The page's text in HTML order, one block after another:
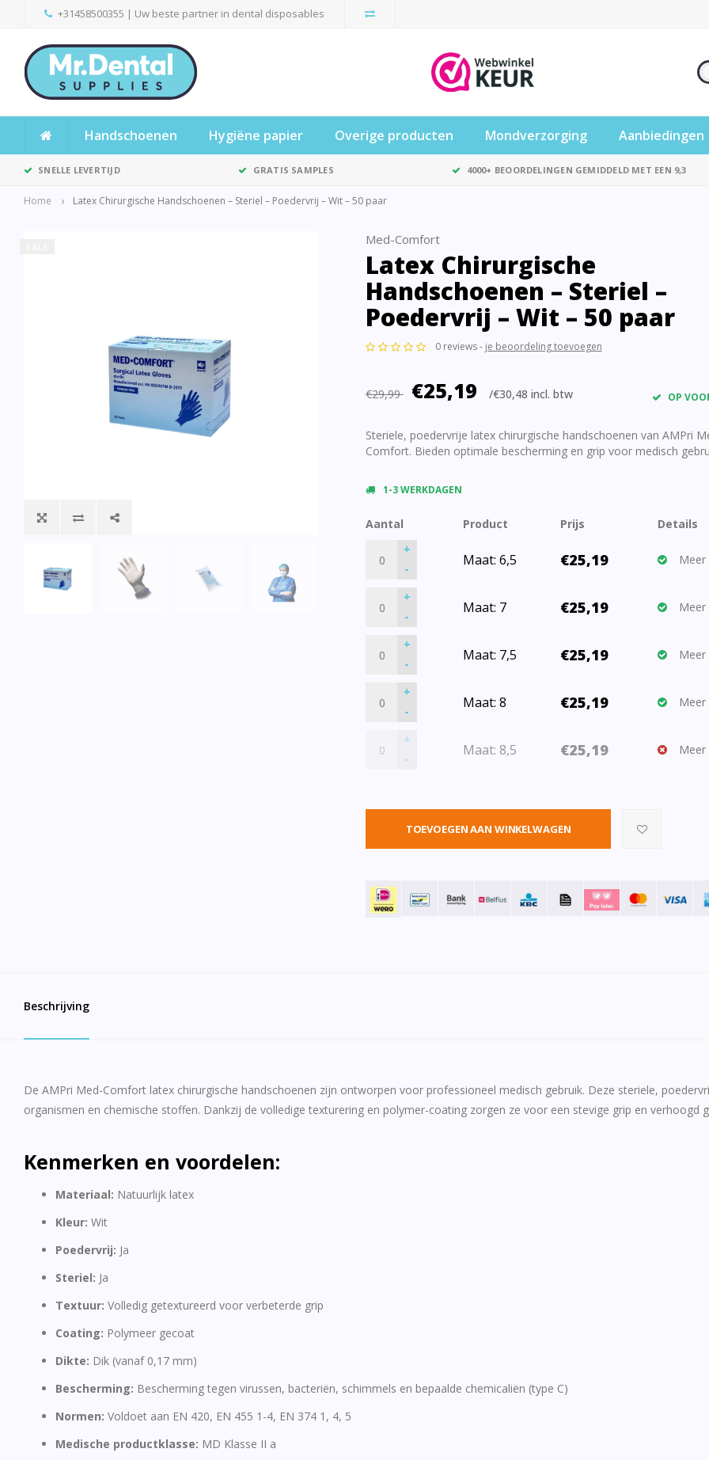
+31458500355 | Uw beste partner in dental disposables
Handschoenen Hygiëne papier Overige producten Mondverzorging Aanbiedingen
SNELLE LEVERTIJD GRATIS SAMPLES 4000+ BEOORDELINGEN GEMIDDELD MET EEN 9,3
Home Latex Chirurgische Handschoenen – Steriel – Poedervrij – Wit – 50 paar
Med-Comfort
Latex Chirurgische
Handschoenen – Steriel –
Poedervrij – Wit – 50 paar
0 reviews - je beoordeling toevoegen
€29,99 €25,19 /€30,48 incl. btw OP
Steriele, poedervrije latex chirurgische handschoenen van AMPri
Comfort. Bieden optimale bescherming en grip voor medisch
1-3 WERKDAGEN
Aantal Product Prijs
Details
+
-
Maat: 6,5 €25,19
+
-
Maat: 7 €25,19
+
-
Maat: 7,5 €25,19
+
-
Maat: 8 €25,19
+
-
Maat: 8,5 €25,19
TOEVOEGEN AAN WINKELWAGEN
Beschrijving
De AMPri Med-Comfort latex chirurgische handschoenen zijn ontworpen voor professioneel medisch gebruik. Deze steriele,
organismen en chemische stoffen. Dankzij de volledige texturering en polymer-coating zorgen ze voor een stevige grip en verhoogd
Kenmerken en voordelen:
Materiaal: Natuurlijk latex
Kleur: Wit
Poedervrij: Ja
Steriel: Ja
Textuur: Volledig getextureerd voor verbeterde grip
Coating: Polymeer gecoat
Dikte: Dik (vanaf 0,17 mm)
Bescherming: Bescherming tegen virussen, bacteriën, schimmels en bepaalde chemicaliën (type C)
Normen: Voldoet aan EN 420, EN 455 1-4, EN 374 1, 4, 5
Medische productklasse: MD Klasse II a